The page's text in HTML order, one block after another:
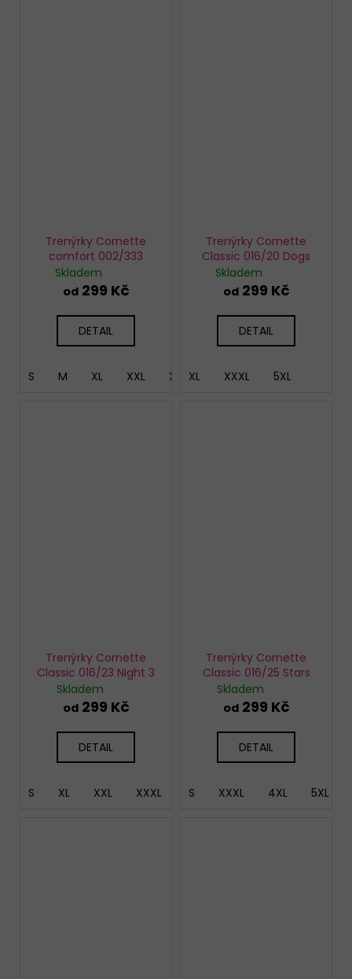
Trenýrky Cornette
comfort 002/333
Skladem
od299 Kč
DETAIL
S M XL XXL XXXL
Trenýrky Cornette
Classic 016/20 Dogs
Skladem
od299 Kč
DETAIL
XL XXXL 5XL
Trenýrky Cornette
Classic 016/23 Night 3
Skladem
od299 Kč
DETAIL
S XL XXL XXXL 5XL
Trenýrky Cornette
Classic 016/25 Stars
Skladem
od299 Kč
DETAIL
S XXXL 4XL 5XL